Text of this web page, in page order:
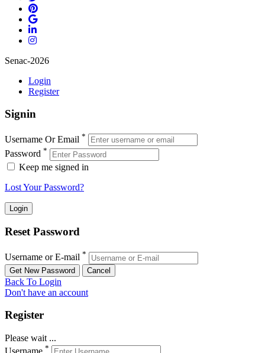
Senac-2026
Login
Register
Signin
Username Or Email *
Password *
Keep me signed in
Lost Your Password?
Reset Password
Username or E-mail *
Back To Login
Don't have an account
Register
Please wait ...
*